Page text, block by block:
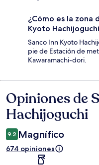
¿Cómo es la zona
Kyoto
Sanco Inn Kyoto
pie de Estación de
Kawaramachi-dori.
Opiniones
Opiniones de
Hachijoguchi
9.2 Magnífico
674 opiniones